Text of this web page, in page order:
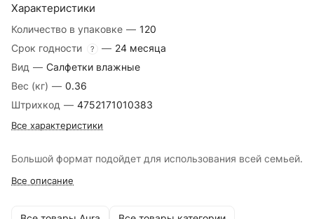
Характеристики
Количество в упаковке — 120
Срок годности
? — 24 месяца
Вид — Салфетки влажные
Вес (кг) — 0.36
Штрихкод — 4752171010383
Все характеристики
Большой формат подойдет для использования всей семьей.
Все описание